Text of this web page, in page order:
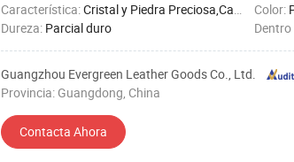
Característica:Cristal y Piedra Preciosa,Cadena Color:
Dureza: Parcial duro
Guangzhou Evergreen Leather Goods Co., Ltd.
Provincia: Guangdong, China
Contacta Ahora